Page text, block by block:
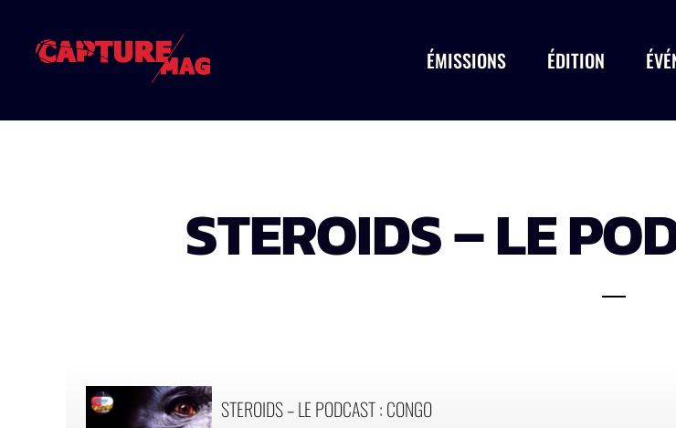
ÉMISSIONS ÉDITION
STEROIDS – LE
STEROIDS – LE PODCAST : CONGO